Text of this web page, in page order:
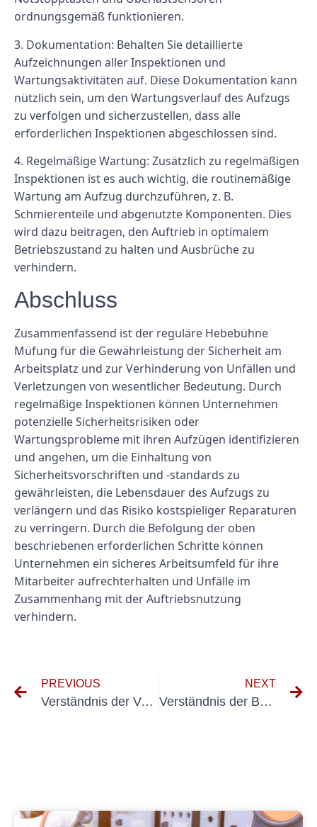
ordnungsgemäß funktionieren.
3. Dokumentation: Behalten Sie detaillierte
Aufzeichnungen aller Inspektionen und
Wartungsaktivitäten auf. Diese Dokumentation kann
nützlich sein, um den Wartungsverlauf des Aufzugs
zu verfolgen und sicherzustellen, dass alle
erforderlichen Inspektionen abgeschlossen sind.
4. Regelmäßige Wartung: Zusätzlich zu regelmäßigen
Inspektionen ist es auch wichtig, die routinemäßige
Wartung am Aufzug durchzuführen, z. B.
Schmierenteile und abgenutzte Komponenten. Dies
wird dazu beitragen, den Auftrieb in optimalem
Betriebszustand zu halten und Ausbrüche zu
verhindern.
Abschluss
Zusammenfassend ist der reguläre Hebebühne
Müfung für die Gewährleistung der Sicherheit am
Arbeitsplatz und zur Verhinderung von Unfällen und
Verletzungen von wesentlicher Bedeutung. Durch
regelmäßige Inspektionen können Unternehmen
potenzielle Sicherheitsrisiken oder
Wartungsprobleme mit ihren Aufzügen identifizieren
und angehen, um die Einhaltung von
Sicherheitsvorschriften und -standards zu
gewährleisten, die Lebensdauer des Aufzugs zu
verlängern und das Risiko kostspieliger Reparaturen
zu verringern. Durch die Befolgung der oben
beschriebenen erforderlichen Schritte können
Unternehmen ein sicheres Arbeitsumfeld für ihre
Mitarbeiter aufrechterhalten und Unfälle im
Zusammenhang mit der Auftriebsnutzung
verhindern.
PREVIOUS
Verständnis der Vorteile von BGVA3: Ein umfassender Leitfaden
NEXT
Verständnis der Bedeutung des Testen von elektrischen Geräten gemäß den DGUV V3 -Standards